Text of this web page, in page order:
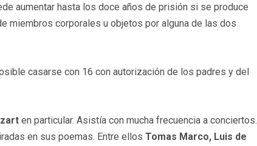
aumentar hasta los doce años de prisión si se produce
miembros corporales u objetos por alguna de las dos
casarse con 16 con autorización de los padres y del
en particular. Asistía con mucha frecuencia a conciertos.
en sus poemas. Entre ellos Tomas Marco, Luis de